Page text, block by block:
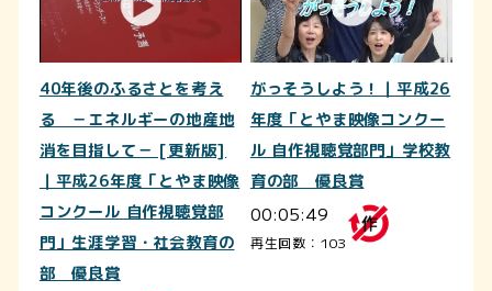
40年後のふるさとを考え
る －エネルギーの地産地
消を目指して－ [更新版]
｜平成26年度「とやま映像
コンクール 自作視聴覚部
門」生涯学習・社会教育の
部 優良賞
がっそうしよう！｜平成26
年度「とやま映像コンクー
ル 自作視聴覚部門」学校教
育の部 優良賞
00:05:49
再生回数：103